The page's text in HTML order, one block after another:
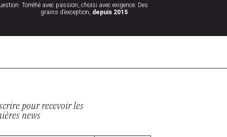
Torréfié avec passion, choisi avec exigence. Des
grains d’exception, depuis 2015.
pour recevoir les
news